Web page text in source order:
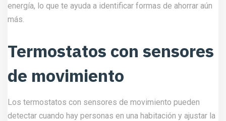
energía, lo que te ayuda a identificar formas de ahorrar aún
más.
Termostatos con sensores
de movimiento
Los termostatos con sensores de movimiento pueden
detectar cuando hay personas en una habitación y ajustar la